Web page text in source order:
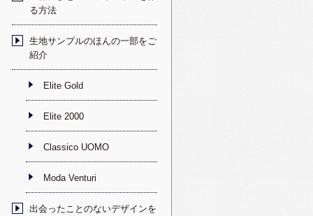
る方法
生地サンプルのほんの一部をご
紹介
Elite Gold
Elite 2000
Classico UOMO
Moda Venturi
出会ったことのないデザインを